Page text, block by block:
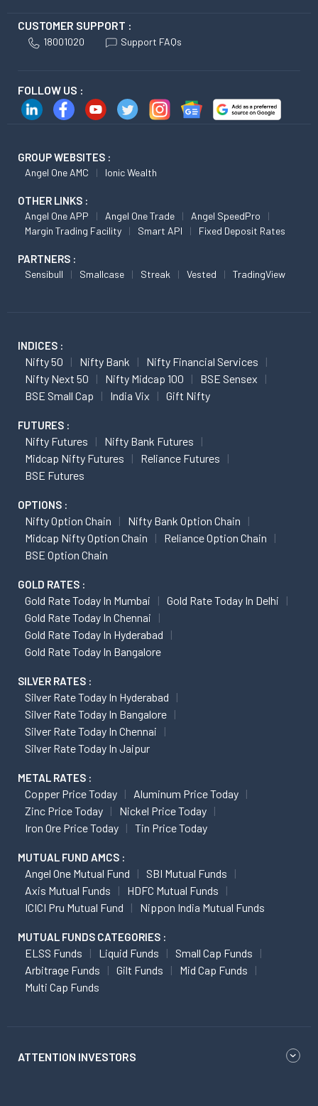
CUSTOMER SUPPORT :
18001020 Support FAQs
FOLLOW US :
GROUP WEBSITES :
Angel One AMC Ionic Wealth
OTHER LINKS :
Angel One APP Angel One Trade
Angel SpeedPro
Margin Trading Facility
Smart API Fixed Deposit Rates
PARTNERS :
Sensibull Smallcase Streak Vested TradingView
INDICES :
Nifty 50 Nifty Bank
Nifty Financial Services
Nifty Next 50
Nifty Midcap 100
BSE Sensex
BSE Small Cap
India Vix Gift Nifty
FUTURES :
Nifty Futures
Nifty Bank Futures
Midcap Nifty Futures
Reliance Futures
BSE Futures
OPTIONS :
Nifty Option Chain
Nifty Bank Option Chain
Midcap Nifty Option Chain
Reliance Option Chain
BSE Option Chain
GOLD RATES :
Gold Rate Today In Mumbai
Gold Rate Today In Delhi
Gold Rate Today In Chennai
Gold Rate Today In Hyderabad
Gold Rate Today In Bangalore
SILVER RATES :
Silver Rate Today In Hyderabad
Silver Rate Today In Bangalore
Silver Rate Today In Chennai
Silver Rate Today In Jaipur
METAL RATES :
Copper Price Today
Aluminum Price Today
Zinc Price Today
Nickel Price Today
Iron Ore Price Today
Tin Price Today
MUTUAL FUND AMCS :
Angel One Mutual Fund
SBI Mutual Funds
Axis Mutual Funds
HDFC Mutual Funds
ICICI Pru Mutual Fund
Nippon India Mutual Funds
MUTUAL FUNDS CATEGORIES :
ELSS Funds Liquid Funds
Small Cap Funds
Arbitrage Funds
Gilt Funds
Mid Cap Funds
Multi Cap Funds
ATTENTION INVESTORS